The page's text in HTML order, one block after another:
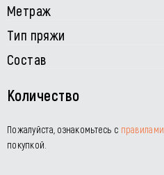
Метраж
Тип пряжи
Состав
Количество
Пожалуйста, ознакомьтесь с правилами
покупкой.